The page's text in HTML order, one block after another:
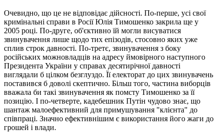
Очевидно, що це не відповідає дійсності. По-перше, усі свої
кримінальні справи в Росії Юлія Тимошенко закрила ще у
2005 році. По-друге, об'єктивно їй могли висуватися
звинувачення лише щодо тих епізодів, стосовно яких уже
сплив строк давності. По-третє, звинувачення з боку
російських можновладців на адресу ймовірного наступного
Президента України у справах десятирічної давності
виглядали б цілком безглуздо. Її електорат до цих звинувачень
поставився б доволі скептично. Більш того, частина виборців
вважала би такі звинувачення як помсту Тимошенко за її
позицію. І по-четверте, кадебешник Путін чудово знає, що
шантаж малоефективний для примушування "клієнта" до
співпраці. Значно ефективнішим є використання його жаги до
грошей і влади.